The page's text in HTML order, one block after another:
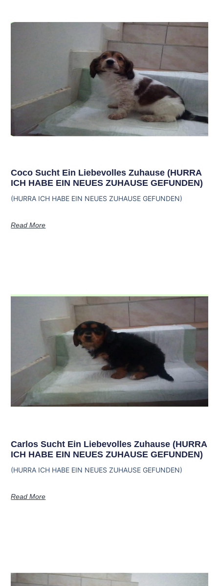
Coco Sucht Ein Liebevolles Zuhause (HURRA
ICH HABE EIN NEUES ZUHAUSE GEFUNDEN)
(HURRA ICH HABE EIN NEUES ZUHAUSE GEFUNDEN)
Read More
Carlos Sucht Ein Liebevolles Zuhause (HURRA
ICH HABE EIN NEUES ZUHAUSE GEFUNDEN)
(HURRA ICH HABE EIN NEUES ZUHAUSE GEFUNDEN)
Read More